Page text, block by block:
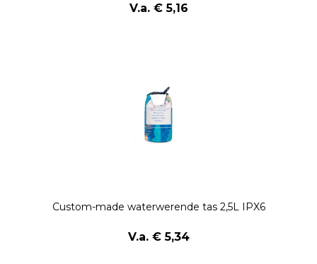
V.a. € 5,16
Custom-made waterwerende tas 2,5L IPX6
V.a. € 5,34